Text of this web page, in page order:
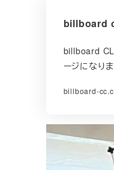
billboard
billboard
ージになりま
billboard-